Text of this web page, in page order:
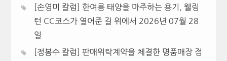
[손영미 칼럼] 한여름 태양을 마주하는 용기, 웰링
턴 CC코스가 열어준 길 위에서 2026년 07월 28
일
[정봉수 칼럼] 판매위탁계약을 체결한 명품매장 점